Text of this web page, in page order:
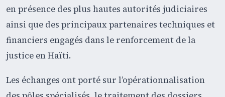
en présence des plus hautes autorités judiciaires
ainsi que des principaux partenaires techniques et
financiers engagés dans le renforcement de la
justice en Haïti.
Les échanges ont porté sur l’opérationnalisation